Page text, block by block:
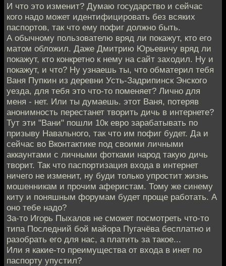
И что это изменит? Думаю государство и сейчас
кого надо может идентифицировать без всяких
паспортов, так что ему пофиг должно быть.
А обычному пользователю вряд ли покажут, кто его
матом обложил. Даже Дмитрию Юрьевичу вряд ли
покажут, кто конкретно к нему на сайт заходил. Ну и
покажут, и что? Ну узнаешь ты, что обматерил тебя
Ваня Пупкин из деревни Усть-Задрипинск Энского
уезда, для тебя это что-то поменяет? Лично для
меня - нет. Или ты думаешь. этот Ваня, потеряв
анонимность перестанет творить дичь в интернете?
Тут эти "Вани" пошли 10к евро зарабатывать по
призыву Навального, так что им пофиг будет. Да и
сейчас во Вконтактике под своими личными
аккаунтами с личными фотками народ такую дичь
творит. Так что паспортизация входа в интернет
ничего не изменит, ну буди только упростит жизнь
мошенникам и прочим аферистам. Тому же синему
киту и поняшным форумам будет проще работать. А
оно тебе надо?
За-то Игорь Пыхалов не сможет посмотреть что-то
типа Последний бой майора Пугачёва бесплатно и
разобрать его для нас, а платить за такое...
Или я какие-то преимущества от входа в инет по
паспорту упустил?